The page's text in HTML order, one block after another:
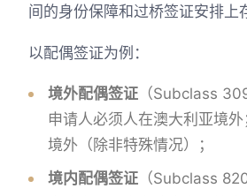
间的身份保障和过桥签证安排上
以配偶签证为例：
境外配偶签证 （Subclass
申请人必须人在澳大利亚境
境外（除非特殊情况）；
境内配偶签证 （Subclass